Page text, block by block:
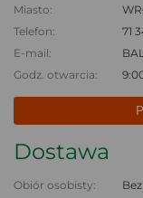
Miasto:
Telefon:
71
E-mail:
Godz. otwarcia:
Dostawa
Obiór osobisty: